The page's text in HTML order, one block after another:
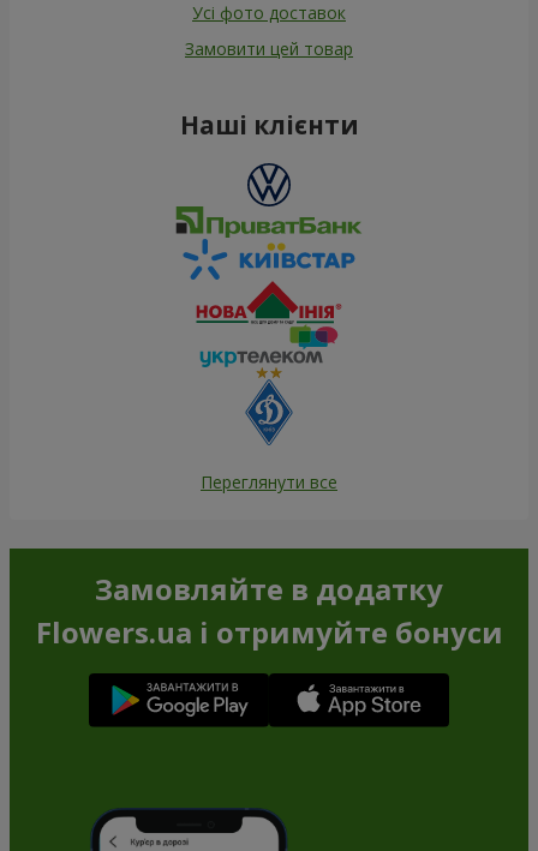
Усі фото доставок
Замовити цей товар
Наші клієнти
Переглянути все
Замовляйте в додатку
Flowers.ua і отримуйте бонуси